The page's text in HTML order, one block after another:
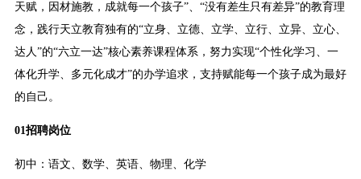
天赋，因材施教，成就每一个孩子”、“没有差生只有差异”的教育理
念，践行天立教育独有的“立身、立德、立学、立行、立异、立心、
达人”的“六立一达”核心素养课程体系，努力实现“个性化学习、一
体化升学、多元化成才”的办学追求，支持赋能每一个孩子成为最好
的自己。
01招聘岗位
初中：语文、数学、英语、物理、化学